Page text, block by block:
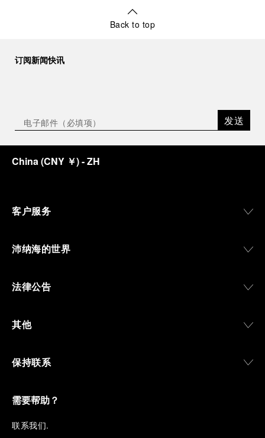
Back to top
订阅新闻快讯
发送
China(CNY ￥)- ZH
客户服务
沛纳海的世界
法律公告
其他
保持联系
需要帮助？
联系我们.